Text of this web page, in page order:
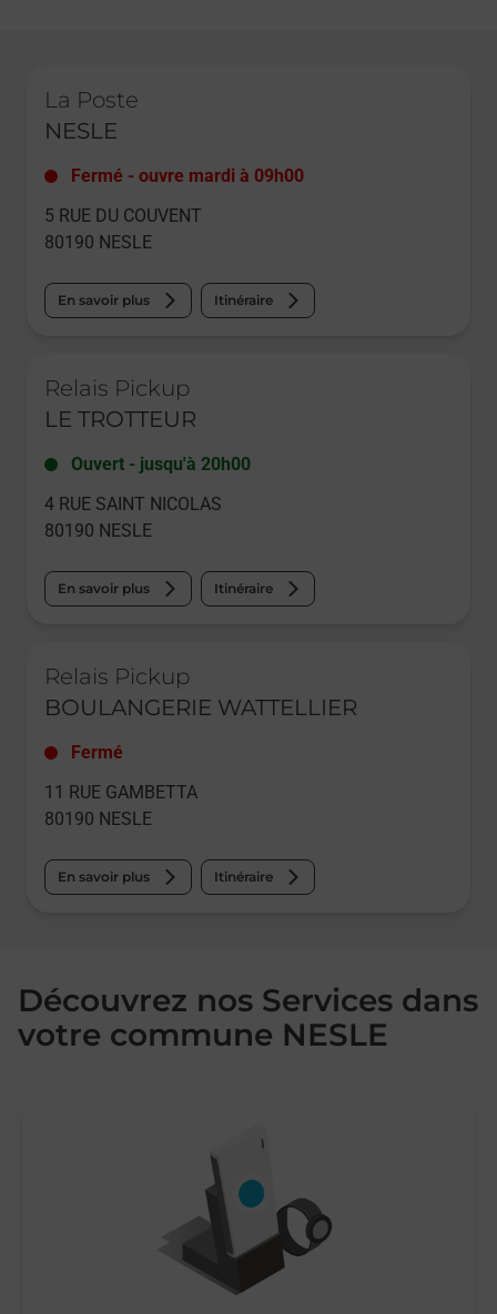
La Poste
NESLE
Fermé - ouvre mardi à 09h00
5 RUE DU COUVENT
80190 NESLE
En savoir plus Itinéraire
Relais Pickup
LE TROTTEUR
Ouvert - jusqu'à 20h00
4 RUE SAINT NICOLAS
80190 NESLE
En savoir plus Itinéraire
Relais Pickup
BOULANGERIE WATTELLIER
Fermé
11 RUE GAMBETTA
80190 NESLE
En savoir plus Itinéraire
Découvrez nos Services dans
votre commune NESLE